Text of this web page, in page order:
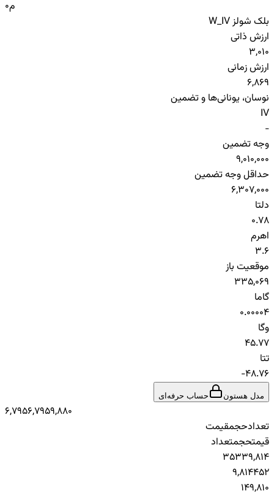
0م
بلک شولز W_IV
ارزش ذاتی
3,010
ارزش زمانی
6,869
نوسان، یونانی‌ها و تضمین
IV
-
وجه تضمین
9,010,000
حداقل وجه تضمین
6,307,000
دلتا
0.78
اهرم
3.6
موقعیت باز
335,069
گاما
0.00004
وگا
45.77
تتا
-48.76
مدل هستون حساب حرفه‌ای
6,7956,7959,880
تعدادحجمقیمت
قیمتحجمتعداد
35339,814
9,814452
149,810